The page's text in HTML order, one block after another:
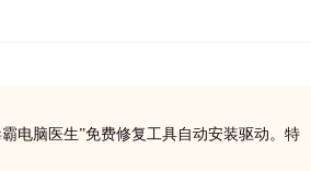
电脑医生”免费修复工具自动安装驱动。特